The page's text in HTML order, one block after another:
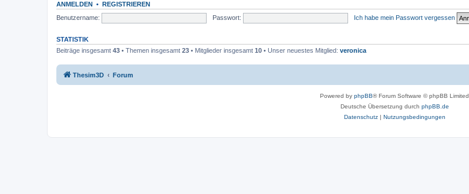
ANMELDEN • REGISTRIEREN
Benutzername:
Passwort: Ich habe mein Passwort vergessen
STATISTIK
Beiträge insgesamt 43 • Themen insgesamt 23 • Mitglieder insgesamt 10 • Unser neuestes Mitglied: veronica
Thesim3D Forum
Powered by phpBB® Forum Software © phpBB Limited
Deutsche Übersetzung durch phpBB.de
Datenschutz| Nutzungsbedingungen